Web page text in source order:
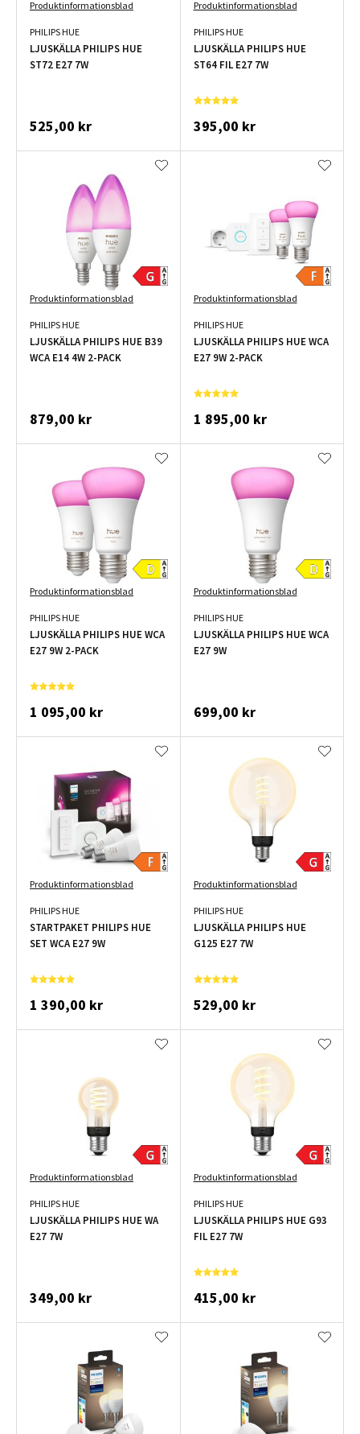
Produktinformationsblad
PHILIPS HUE
LJUSKÄLLA PHILIPS HUE
ST72 E27 7W
525,00 kr
Produktinformationsblad
PHILIPS HUE
LJUSKÄLLA PHILIPS HUE
ST64 FIL E27 7W
395,00 kr
Produktinformationsblad
PHILIPS HUE
LJUSKÄLLA PHILIPS HUE B39
WCA E14 4W 2-PACK
879,00 kr
Produktinformationsblad
PHILIPS HUE
LJUSKÄLLA PHILIPS HUE WCA
E27 9W 2-PACK
1 895,00 kr
Produktinformationsblad
PHILIPS HUE
LJUSKÄLLA PHILIPS HUE WCA
E27 9W 2-PACK
1 095,00 kr
Produktinformationsblad
PHILIPS HUE
LJUSKÄLLA PHILIPS HUE WCA
E27 9W
699,00 kr
Produktinformationsblad
PHILIPS HUE
STARTPAKET PHILIPS HUE
SET WCA E27 9W
1 390,00 kr
Produktinformationsblad
PHILIPS HUE
LJUSKÄLLA PHILIPS HUE
G125 E27 7W
529,00 kr
Produktinformationsblad
PHILIPS HUE
LJUSKÄLLA PHILIPS HUE WA
E27 7W
349,00 kr
Produktinformationsblad
PHILIPS HUE
LJUSKÄLLA PHILIPS HUE G93
FIL E27 7W
415,00 kr